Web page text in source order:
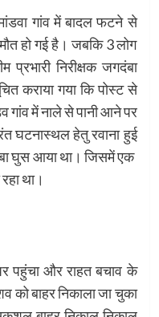
गांव में बादल फटने से
हो गई है। जबकि 3 लोग
निरीक्षक जगदंबा
कराया गया कि पोस्ट से
गांव में नाले से पानी आने पर
घटनास्थल हेतु रवाना हुई
घुस आया था। जिसमें एक
था।
पहुंचा और राहत बचाव के
को बाहर निकाला जा चुका